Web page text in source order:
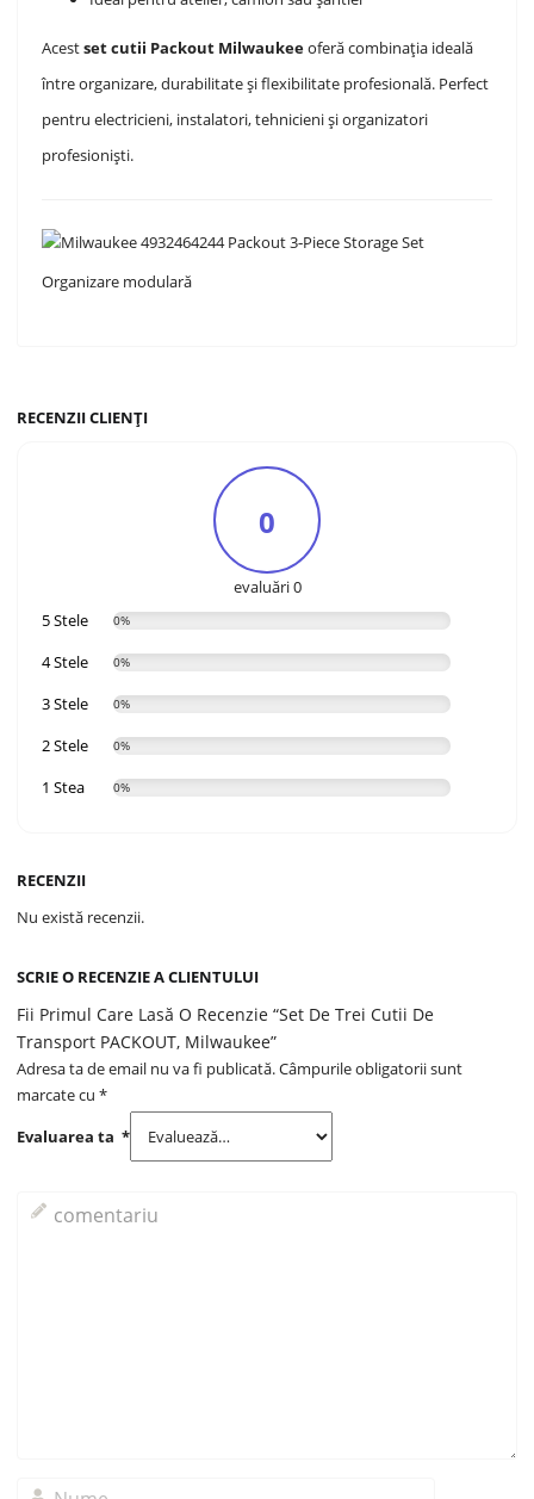
Acestset cutii Packout Milwaukeeoferă combinația ideală
între organizare, durabilitate și flexibilitate profesională. Perfect
pentru electricieni, instalatori, tehnicieni și organizatori
profesioniști.
Organizare modulară
RECENZII CLIENȚI
0
evaluări 0
5 Stele
0%
4 Stele 0%
3 Stele 0%
2 Stele 0%
1 Stea 0%
RECENZII
Nu există recenzii.
SCRIE O RECENZIE A CLIENTULUI
Fii Primul Care Lasă O Recenzie “Set De Trei Cutii De
Transport PACKOUT, Milwaukee”
Adresa ta de email nu va fi publicată.Câmpurile obligatorii sunt
marcate cu*
Evaluarea ta*